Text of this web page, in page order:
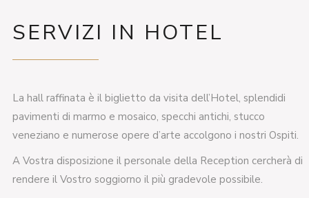
SERVIZI IN HOTEL
La hall raffinata è il biglietto da visita dell’Hotel, splendidi
pavimenti di marmo e mosaico, specchi antichi, stucco
veneziano e numerose opere d’arte accolgono i nostri Ospiti.
A Vostra disposizione il personale della Reception cercherà di
rendere il Vostro soggiorno il più gradevole possibile.